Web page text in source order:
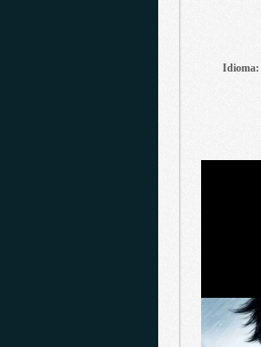
Idioma: